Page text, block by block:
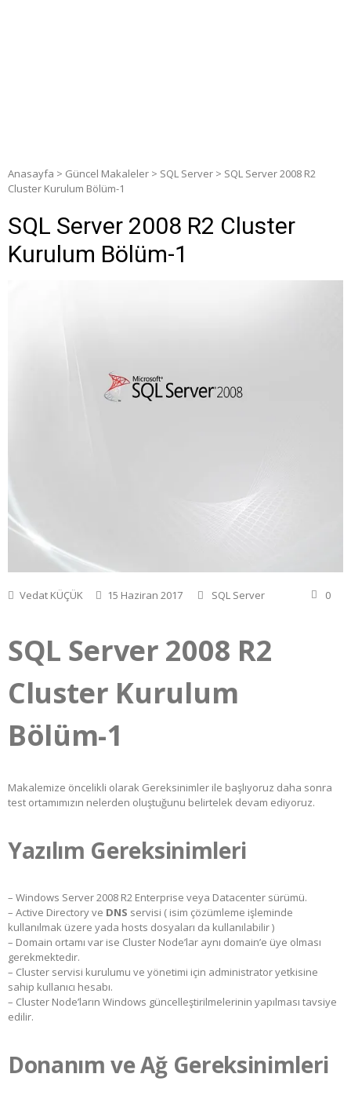
Anasayfa > Güncel Makaleler > SQL Server > SQL Server 2008 R2
Cluster Kurulum Bölüm-1
SQL Server 2008 R2 Cluster
Kurulum Bölüm-1
Vedat KÜÇÜK 15 Haziran 2017 SQL Server 0
SQL Server 2008 R2
Cluster Kurulum
Bölüm-1
Makalemize öncelikli olarak Gereksinimler ile başlıyoruz daha sonra
test ortamımızın nelerden oluştuğunu belirtelek devam ediyoruz.
Yazılım Gereksinimleri
– Windows Server 2008 R2 Enterprise veya Datacenter sürümü.
– Active Directory ve DNS servisi ( isim çözümleme işleminde
kullanılmak üzere yada hosts dosyaları da kullanılabilir )
– Domain ortamı var ise Cluster Node’lar aynı domain’e üye olması
gerekmektedir.
– Cluster servisi kurulumu ve yönetimi için administrator yetkisine
sahip kullanıcı hesabı.
– Cluster Node’ların Windows güncelleştirilmelerinin yapılması tavsiye
edilir.
Donanım ve Ağ Gereksinimleri